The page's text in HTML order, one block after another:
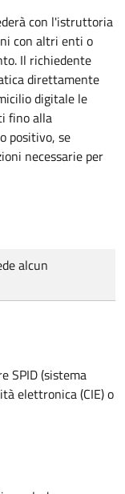
con l'istruttoria
con altri enti o
Il richiedente
direttamente
digitale le
fino alla
positivo, se
necessarie per
alcun
SPID (sistema
elettronica (CIE) o